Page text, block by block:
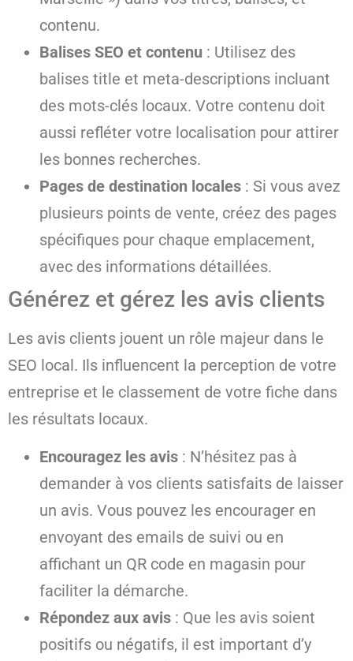
contenu.
Balises SEO et contenu : Utilisez des
balises title et meta-descriptions incluant
des mots-clés locaux. Votre contenu doit
aussi refléter votre localisation pour attirer
les bonnes recherches.
Pages de destination locales : Si vous avez
plusieurs points de vente, créez des pages
spécifiques pour chaque emplacement,
avec des informations détaillées.
Générez et gérez les avis clients
Les avis clients jouent un rôle majeur dans le
SEO local. Ils influencent la perception de votre
entreprise et le classement de votre fiche dans
les résultats locaux.
Encouragez les avis : N’hésitez pas à
demander à vos clients satisfaits de laisser
un avis. Vous pouvez les encourager en
envoyant des emails de suivi ou en
affichant un QR code en magasin pour
faciliter la démarche.
Répondez aux avis : Que les avis soient
positifs ou négatifs, il est important d’y